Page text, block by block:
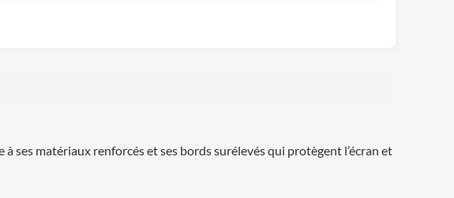
matériaux renforcés et ses bords surélevés qui protègent l’écran et